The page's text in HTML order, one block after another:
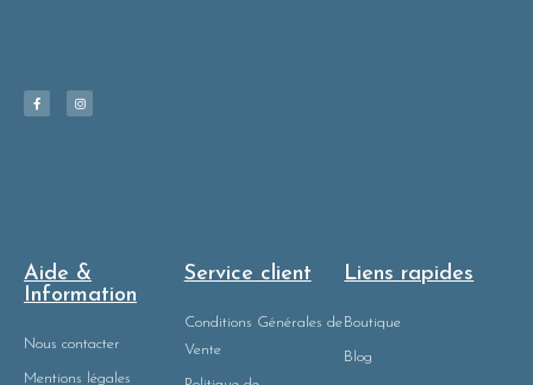
Aide &
Information
Nous contacter
Mentions légales
Service client
Conditions Générales de
Vente
Liens rapides
Boutique
Blog